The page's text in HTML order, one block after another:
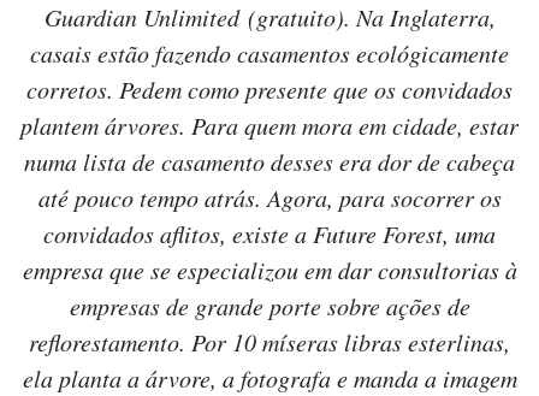
Guardian Unlimited (gratuito). Na Inglaterra,
casais estão fazendo casamentos ecológicamente
corretos. Pedem como presente que os convidados
plantem árvores. Para quem mora em cidade, estar
numa lista de casamento desses era dor de cabeça
até pouco tempo atrás. Agora, para socorrer os
convidados aflitos, existe a Future Forest, uma
empresa que se especializou em dar consultorias à
empresas de grande porte sobre ações de
reflorestamento. Por 10 míseras libras esterlinas,
ela planta a árvore, a fotografa e manda a imagem